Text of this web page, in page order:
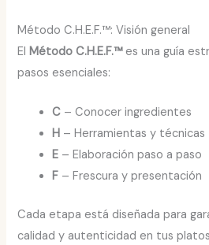
Método C.H.E.F.™: Visión general
ElMétodo C.H.E.F.™es una guía
pasos esenciales:
C – Conocer ingredientes
H – Herramientas y técnicas
E – Elaboración paso a paso
F – Frescura y presentación
Cada etapa está diseñada para
calidad y autenticidad en tus